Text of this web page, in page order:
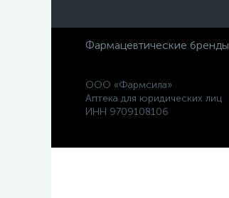
Фармацевтические бренды
ООО «Фармсила»
Аптека для юридических лиц
ИНН 9709108106